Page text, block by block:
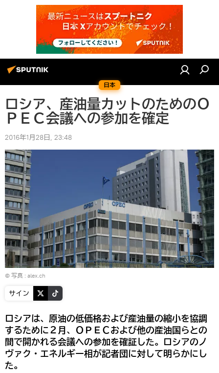
日本
ロシア、産油量カットのためのＯ
ＰＥＣ会議への参加を確定
2016年1月28日, 23:48
© 写真 : alex.ch
サイン
ロシアは、原油の低価格および産油量の縮小を協調
するために２月、ＯＰＥＣおよび他の産油国らとの
間で開かれる会議への参加を確証した。ロシアのノ
ヴァク・エネルギー相が記者団に対して明らかにし
た。